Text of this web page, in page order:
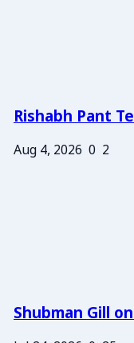
Rishabh Pant
Aug 4, 2026 0 2
Shubman Gill